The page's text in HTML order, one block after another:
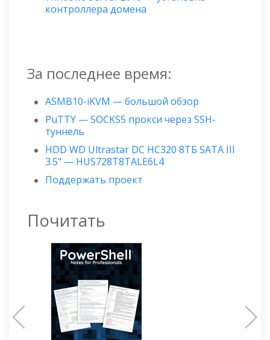
контроллера домена
За последнее время:
ASMB10-iKVM — большой обзор
PuTTY — SOCKS5 прокси через SSH-
туннель
HDD WD Ultrastar DC HC320 8ТБ SATA III
3.5" — HUS728T8TALE6L4
Поддержать проект
Почитать